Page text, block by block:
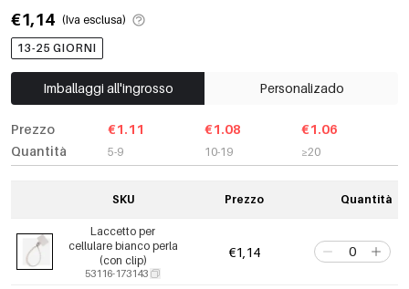
€1,14 (Iva esclusa)
13-25 GIORNI
Imballaggi all'ingrosso Personalizado
Prezzo
Quantità
€1.11
5-9
€1.08
10-19
€1.06
≥20
SKU Prezzo Quantità
Laccetto per
cellulare bianco perla
(con clip)
53116-173143
€1,14